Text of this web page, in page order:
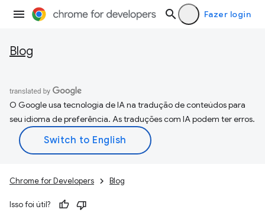
Fazer login
Blog
O Google usa tecnologia de IA na tradução de conteúdos para
seu idioma de preferência. As traduções com IA podem ter erros.
Chrome for Developers Blog
Isso foi útil?